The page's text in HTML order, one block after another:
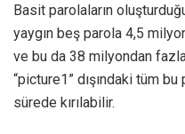
Basit parolaların
yaygın beş parola 4,5
ve bu da 38 milyondan
“picture1” dışındaki tüm
sürede kırılabilir.